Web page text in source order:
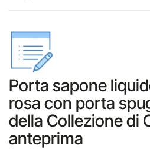
Porta sapone
rosa con porta
della Collezione di
anteprima